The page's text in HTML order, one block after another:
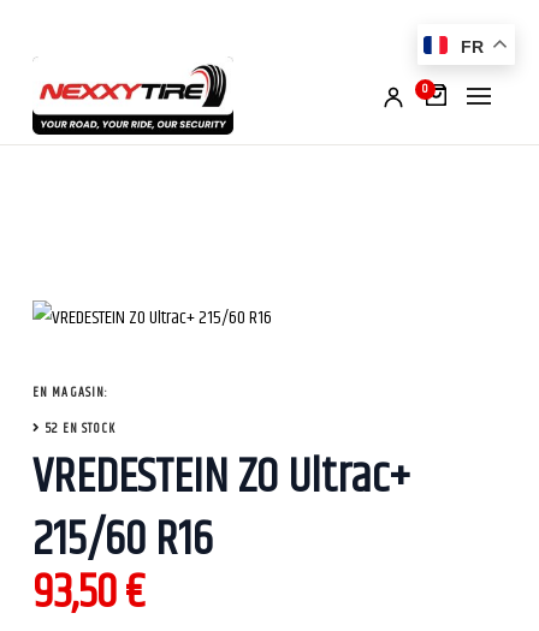
0
EN MAGASIN:
52 EN STOCK
VREDESTEIN ZO Ultrac+
215/60 R16
93,50€
FR